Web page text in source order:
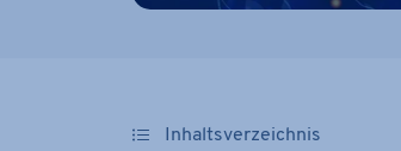
In­halts­ver­zeich­nis